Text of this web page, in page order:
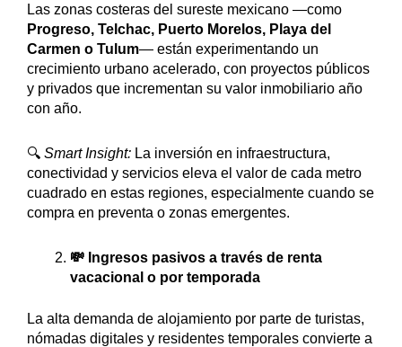
Las zonas costeras del sureste mexicano —como
Progreso, Telchac, Puerto Morelos, Playa del
Carmen o Tulum— están experimentando un
crecimiento urbano acelerado, con proyectos públicos
y privados que incrementan su valor inmobiliario año
con año.
🔍 Smart Insight: La inversión en infraestructura,
conectividad y servicios eleva el valor de cada metro
cuadrado en estas regiones, especialmente cuando se
compra en preventa o zonas emergentes.
💸 Ingresos pasivos a través de renta
vacacional o por temporada
La alta demanda de alojamiento por parte de turistas,
nómadas digitales y residentes temporales convierte a